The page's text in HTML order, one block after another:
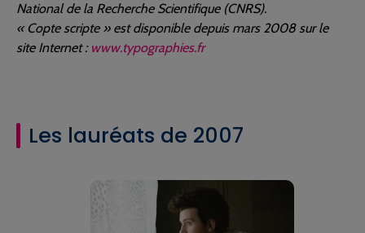
National de la Recherche Scientifique (CNRS).
« Copte scripte » est disponible depuis mars 2008 sur le
site Internet : www.typographies.fr
Les lauréats de 2007